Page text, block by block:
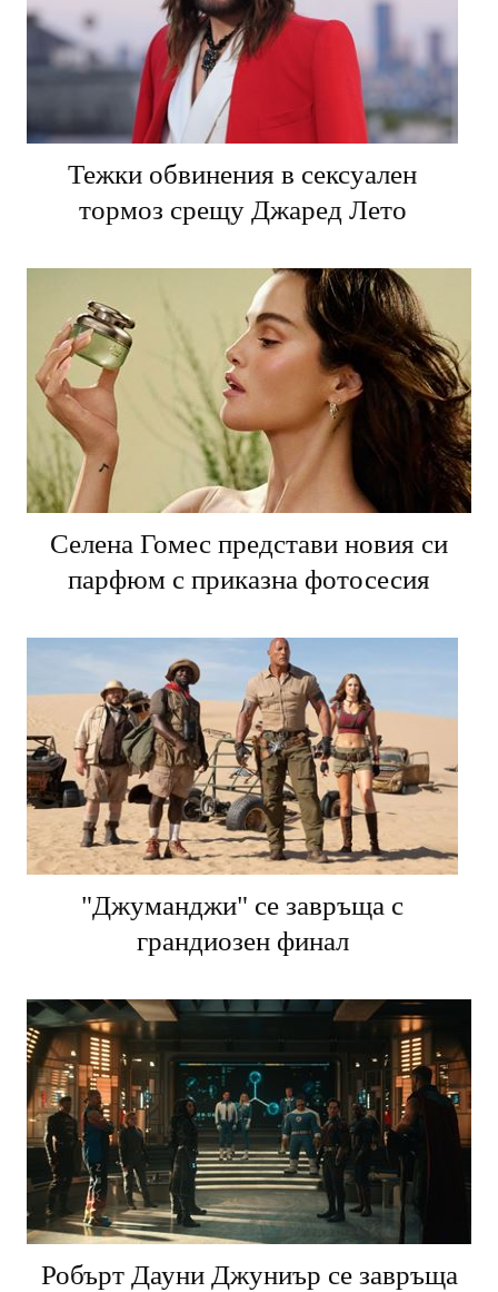
Тежки обвинения в сексуален
тормоз срещу Джаред Лето
Селена Гомес представи новия си
парфюм с приказна фотосесия
"Джуманджи" се завръща с
грандиозен финал
Робърт Дауни Джуниър се завръща